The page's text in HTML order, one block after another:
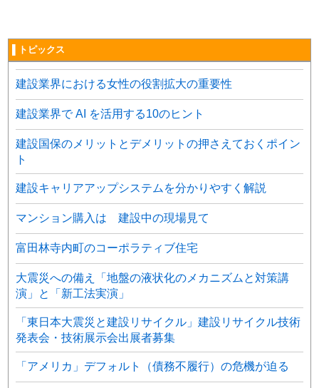
▌トピックス
建設業界における女性の役割拡大の重要性
建設業界で AI を活用する10のヒント
建設国保のメリットとデメリットの押さえておくポイン
ト
建設キャリアアップシステムを分かりやすく解説
マンション購入は 建設中の現場見て
富田林寺内町のコーポラティブ住宅
大震災への備え「地盤の液状化のメカニズムと対策講
演」と「新工法実演」
「東日本大震災と建設リサイクル」建設リサイクル技術
発表会・技術展示会出展者募集
「アメリカ」デフォルト（債務不履行）の危機が迫る